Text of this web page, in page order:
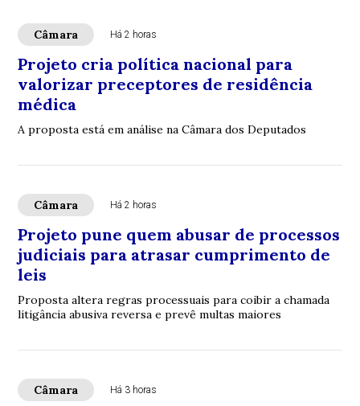
Câmara Há 2 horas
Projeto cria política nacional para
valorizar preceptores de residência
médica
A proposta está em análise na Câmara dos Deputados
Câmara Há 2 horas
Projeto pune quem abusar de processos
judiciais para atrasar cumprimento de
leis
Proposta altera regras processuais para coibir a chamada
litigância abusiva reversa e prevê multas maiores
Câmara Há 3 horas